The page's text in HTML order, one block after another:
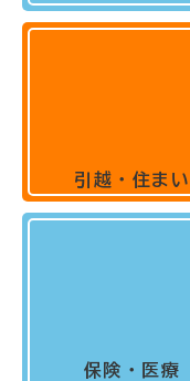
引越・住まい
保険・医療